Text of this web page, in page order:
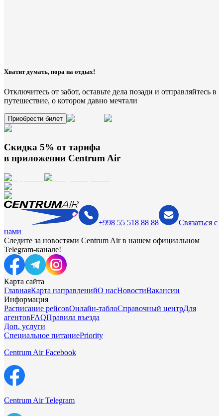
Хватит думать, пора на отдых!
Отключитесь от забот, оставьте дела позади и отправляйтесь в
путешествие, о котором давно мечтали
Приобрести билет
Скидка 5% от тарифа
в приложении Centrum Air
+998 55 518 88 88
Связаться с
нами
Следите за новостями Centrum Air в нашем официальном
Telegram-канале!
Карта сайта
ГлавнаяКарта направленийО насНовостиВакансии
Информация
Расписание рейсовОнлайн-таблоСправочный центрДля
агентовFAQПравила въезда
Доп. услуги
Специальное питаниеPriority
Centrum Air Facebook
Centrum Air Telegram